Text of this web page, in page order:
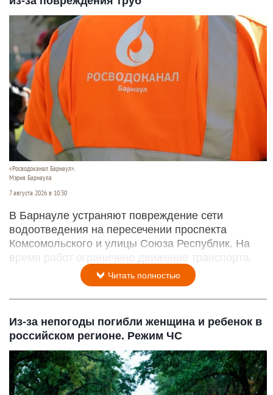
«Росводоканал Барнаул».
Мэрия Барнаула
7 августа 2026 в 10:30
В Барнауле устраняют повреждение сети
водоотведения на пересечении проспекта
Комсомольского и улицы Союза Республик. На
время работ ограничено движение транспорта.
Читать полностью
Из-за непогоды погибли женщина и ребенок в
российском регионе. Режим ЧС